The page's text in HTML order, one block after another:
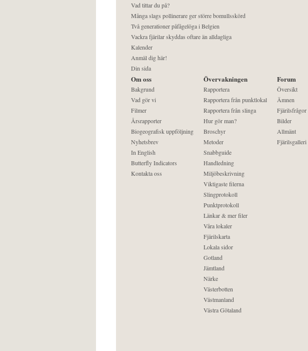
Vad tittar du på?
Många slags pollinerare ger större bomullsskörd
Två generationer påfågelöga i Belgien
Vackra fjärilar skyddas oftare än alldagliga
Kalender
Anmäl dig här!
Din sida
Om oss
Bakgrund
Vad gör vi
Filmer
Årsrapporter
Biogeografisk uppföljning
Nyhetsbrev
In English
Butterfly Indicators
Kontakta oss
Övervakningen
Rapportera
Rapportera från punktlokal
Rapportera från slinga
Hur gör man?
Broschyr
Metoder
Snabbguide
Handledning
Miljöbeskrivning
Viktigaste filerna
Slingprotokoll
Punktprotokoll
Länkar & mer filer
Våra lokaler
Fjärilskarta
Lokala sidor
Gotland
Jämtland
Närke
Västerbotten
Västmanland
Västra Götaland
Forum
Översikt
Ämnen
Fjärilsfrågor
Bilder
Allmänt
Fjärilsgalleri